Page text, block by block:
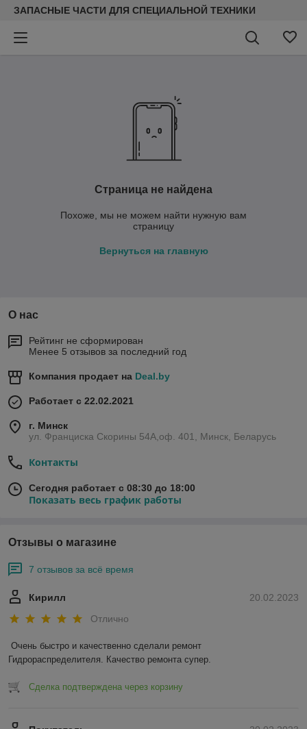
ЗАПАСНЫЕ ЧАСТИ ДЛЯ СПЕЦИАЛЬНОЙ ТЕХНИКИ
Страница не найдена
Похоже, мы не можем найти нужную вам
страницу
Вернуться на главную
О нас
Рейтинг не сформирован
Менее 5 отзывов за последний год
Компания продает на Deal.by
Работает с 22.02.2021
г. Минск
ул. Франциска Скорины 54А,оф. 401, Минск, Беларусь
Контакты
Сегодня работает с 08:30 до 18:00
Показать весь график работы
Отзывы о магазине
7 отзывов за всё время
20.02.2023
Кирилл
Отлично
Очень быстро и качественно сделали ремонт
Гидрораспределителя. Качество ремонта супер.
Сделка подтверждена через корзину